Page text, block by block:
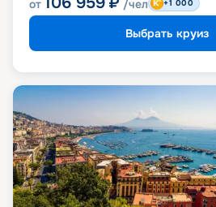
от /чел +1 000
Выбрать круиз